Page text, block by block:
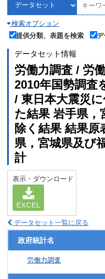
検索オプション
提供分類、表題を検索
データセット情報
労働力調査 / 労
2010年国勢調査
/ 東日本大震災
た結果 岩手県，
除く結果 結果原
県，宮城県及び
計
表示・ダウンロード
EXCEL
データセット一覧に戻る
政府統計名
労働力調査